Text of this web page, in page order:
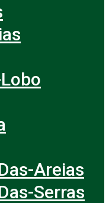
Areias
Serras